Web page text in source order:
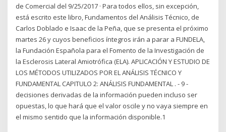
de Comercial del 9/25/2017 · Para todos ellos, sin excepción,
está escrito este libro, Fundamentos del Análisis Técnico, de
Carlos Doblado e Isaac de la Peña, que se presenta el próximo
martes 26 y cuyos beneficios íntegros irán a parar a FUNDELA,
la Fundación Española para el Fomento de la Investigación de
la Esclerosis Lateral Amiotrófica (ELA). APLICACIÓN Y ESTUDIO DE
LOS MÉTODOS UTILIZADOS POR EL ANÁLISIS TÉCNICO Y
FUNDAMENTAL CAPITULO 2: ANÁLISIS FUNDAMENTAL . - 9 -
decisiones derivadas de la información pueden incluso ser
opuestas, lo que hará que el valor oscile y no vaya siempre en
el mismo sentido que la información disponible.1